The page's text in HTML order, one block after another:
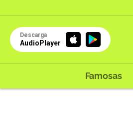
Descarga
AudioPlayer
Famosas